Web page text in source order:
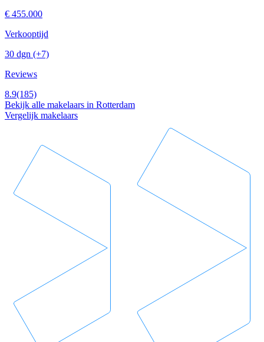
€ 455.000
Verkooptijd
30 dgn (+7)
Reviews
8.9(185)
Bekijk alle makelaars in Rotterdam
Vergelijk makelaars